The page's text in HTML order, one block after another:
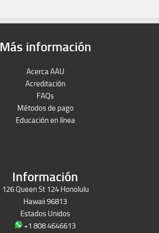
Más información
Acerca AAU
Acreditación
FAQs
Métodos de pago
Educación en línea
Información
126 Queen St 124 Honolulu
Hawaii 96813
Estados Unidos
+1 808 4646613